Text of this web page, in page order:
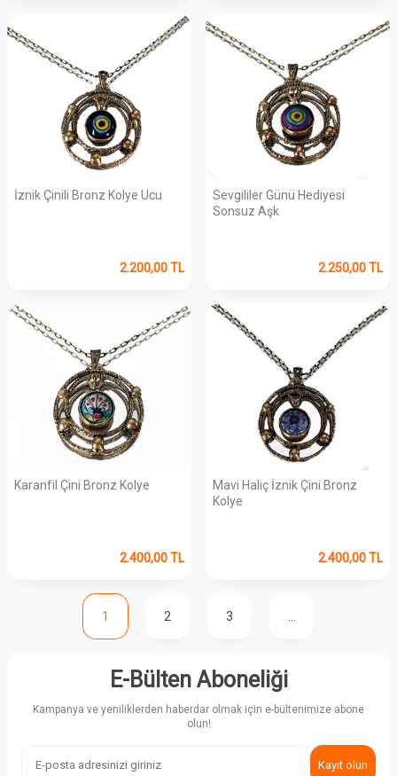
İznik Çinili Bronz Kolye Ucu
2.200,00TL
Sevgililer Günü Hediyesi
Sonsuz Aşk
2.250,00TL
Karanfil Çini Bronz Kolye
2.400,00TL
Mavi Haliç İznik Çini Bronz
Kolye
2.400,00TL
1 2 3 …
E-Bülten Aboneliği
Kampanya ve yeniliklerden haberdar olmak için e-bültenimize abone
olun!
Kayıt olun